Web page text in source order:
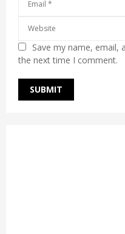
Save my name, email,
the next time I comment.